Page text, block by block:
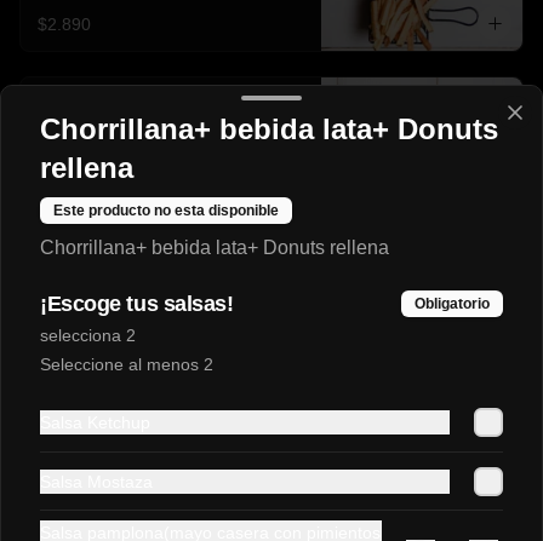
$2.890
Salchicha, cebolla caramelizada,
champiñones salteados, tocino, salsa
verde.
$2.990
Empanadas de horno🥟😍
Chorrillana+ bebida lata+ Donuts
rellena
Este producto no esta disponible
Chorrillana+ bebida lata+ Donuts rellena
¡Escoge tus salsas! Obligatorio
selecciona 2
Seleccione al menos 2